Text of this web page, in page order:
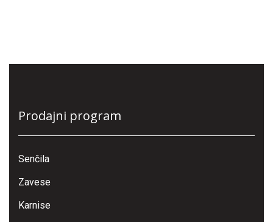
Prodajni program
Senčila
Zavese
Karnise